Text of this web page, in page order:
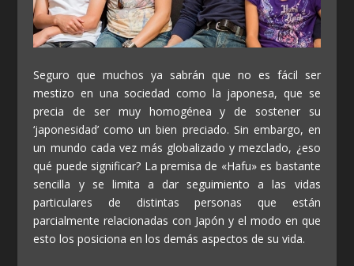
Seguro que muchos ya sabrán que no es fácil ser
mestizo en una sociedad como la japonesa, que se
precia de ser muy homogénea y de sostener su
‘japonesidad’ como un bien preciado. Sin embargo, en
un mundo cada vez más globalizado y mezclado, ¿eso
qué puede significar? La premisa de «Hafu» es bastante
sencilla y se limita a dar seguimiento a las vidas
particulares de distintas personas que están
parcialmente relacionadas con Japón y el modo en que
esto los posiciona en los demás aspectos de su vida.